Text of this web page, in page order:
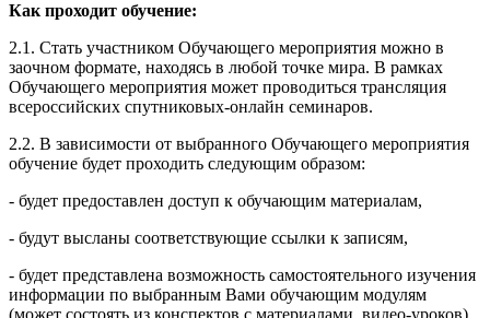
Как проходит обучение:
2.1. Стать участником Обучающего мероприятия можно в
заочном формате, находясь в любой точке мира. В рамках
Обучающего мероприятия может проводиться трансляция
всероссийских спутниковых-онлайн семинаров.
2.2. В зависимости от выбранного Обучающего мероприятия
обучение будет проходить следующим образом:
- будет предоставлен доступ к обучающим материалам,
- будут высланы соответствующие ссылки к записям,
- будет представлена возможность самостоятельного изучения
информации по выбранным Вами обучающим модулям
(может состоять из конспектов с материалами, видео-уроков),